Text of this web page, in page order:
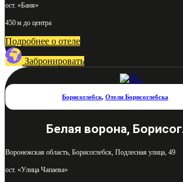
ост. «Баня»
450 м до центра
Подробнее о отеле
Забронировать
Борисоглебск, Отели Борисоглебска
Белая ворона,
Воронежская область, Борисоглебск, Подлесная улица, 49
ост. «Улица Чапаева»